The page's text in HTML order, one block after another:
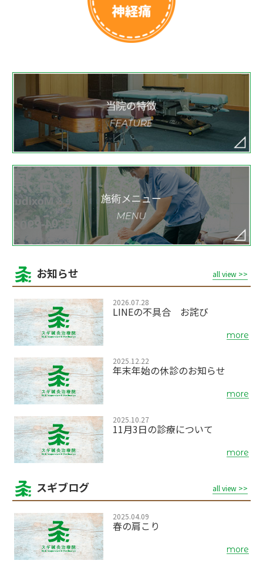
お知らせ all view >>
2026.07.28
LINEの不具合 お詫び
more
2025.12.22
年末年始の休診のお知らせ
more
2025.10.27
11月3日の診療について
more
スギブログ all view >>
2025.04.09
春の肩こり
more